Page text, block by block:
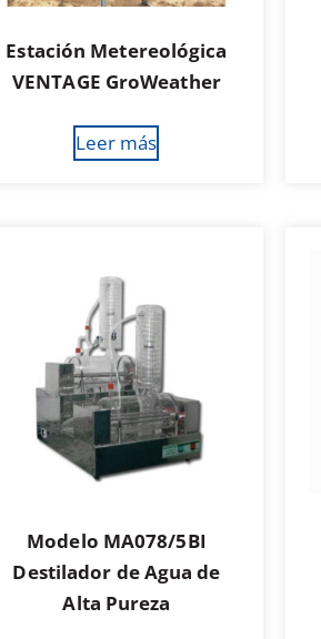
Estación Metereológica
VENTAGE GroWeather
Leer más
Modelo MA078/5BI
Destilador de Agua de
Alta Pureza